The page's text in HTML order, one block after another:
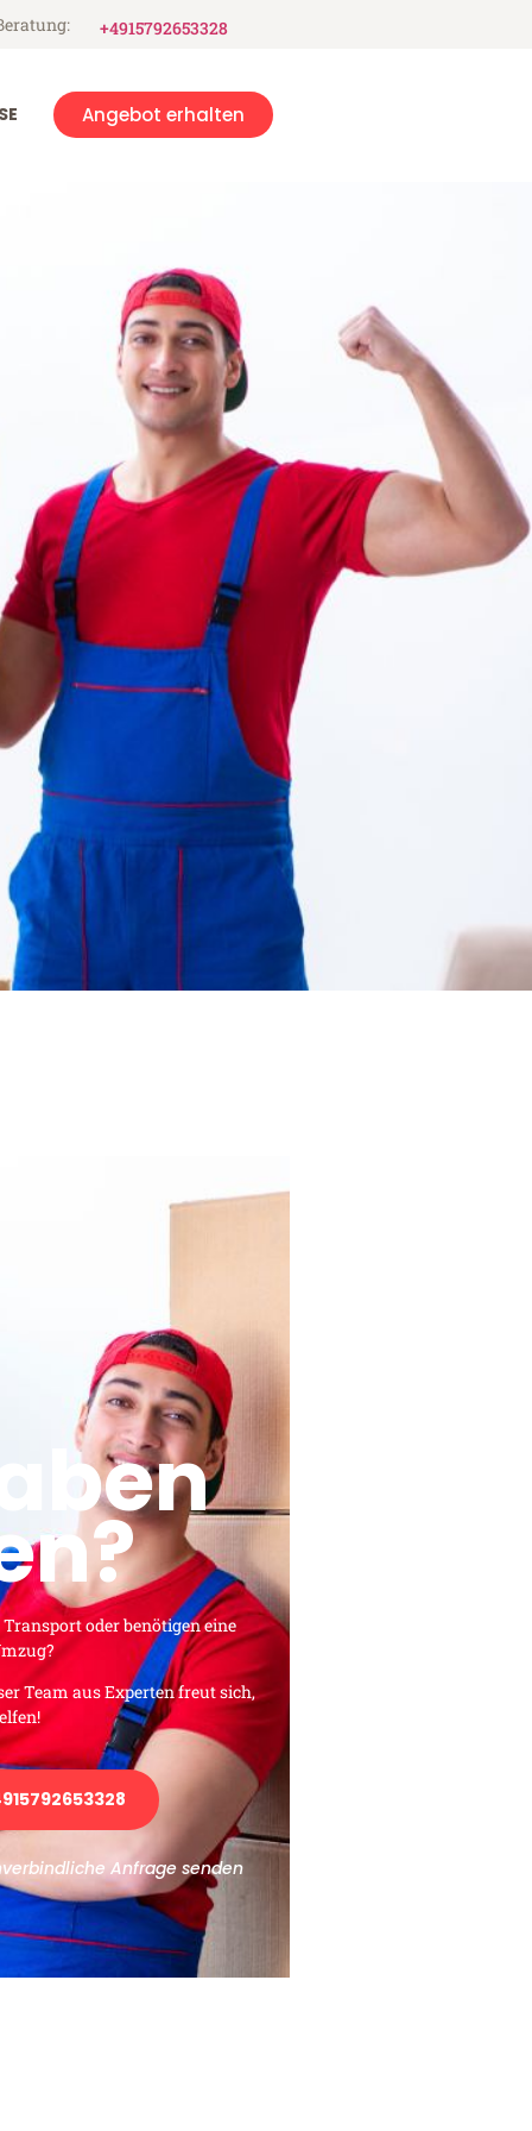
+4915792653328
Angebot erhalten
Transport oder benötigen eine
Team aus Experten freut sich,
Anfrage senden